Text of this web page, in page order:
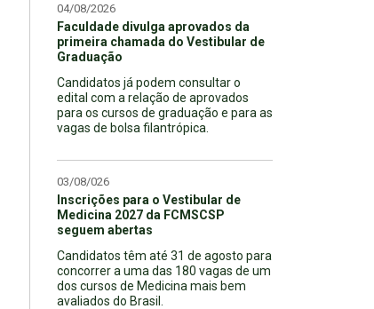
04/08/2026
Faculdade divulga aprovados da
primeira chamada do Vestibular de
Graduação
Candidatos já podem consultar o
edital com a relação de aprovados
para os cursos de graduação e para as
vagas de bolsa filantrópica.
03/08/026
Inscrições para o Vestibular de
Medicina 2027 da FCMSCSP
seguem abertas
Candidatos têm até 31 de agosto para
concorrer a uma das 180 vagas de um
dos cursos de Medicina mais bem
avaliados do Brasil.